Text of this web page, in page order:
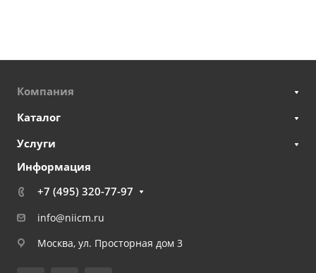
Компания
Каталог
Услуги
Информация
+7 (495) 320-77-97
info@niicm.ru
Москва, ул. Просторная дом 3